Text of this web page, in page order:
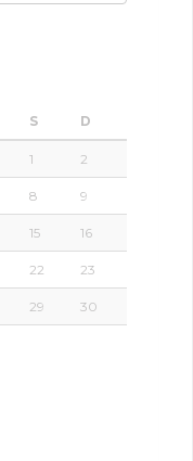
S D
1 2
8 9
15 16
22 23
29 30